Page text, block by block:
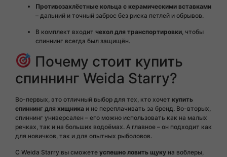
Противозахлёстные кольца с керамическими вставками
– дальний и точный заброс без риска петлей и обрывов.
В комплект входит чехол для транспортировки, чтобы
спиннинг всегда был защищён.
Почему стоит купить
спиннинг Weida Starry?
Во-первых, это отличный выбор для тех, кто хочет купить
спиннинг для хищника и не переплачивать за бренд. Во-вторых,
спиннинг универсален – его можно использовать как на малых
речках, так и на больших водоёмах. А главное – он подходит как
для новичков, так и для опытных рыболовов.
С Weida Starry вы сможете успешно ловить щуку на воблеры,